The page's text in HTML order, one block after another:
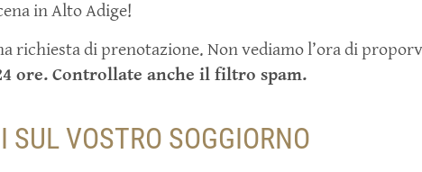
in Alto Adige!
di prenotazione. Non vediamo l’ora di
ore. Controllate anche il filtro spam.
VOSTRO SOGGIORNO